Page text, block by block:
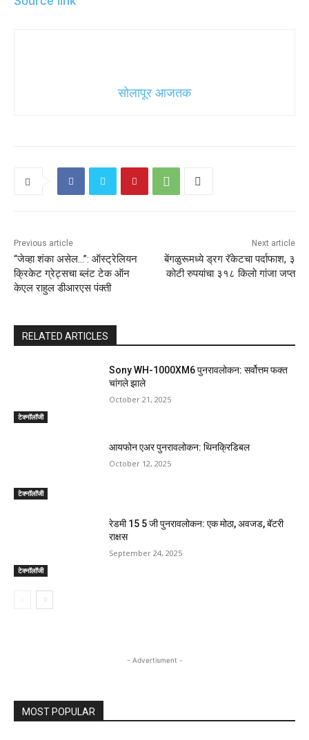
सोलापूर आजतक
Previous article
“जेव्हा शंका असेल…”: ऑस्ट्रेलियन
क्रिकेट ग्रेट्सचा ब्लंट टेक ऑन
केएल राहुल डीआरएस पंक्ती
Next article
बेंगळुरूमध्ये ड्रग रॅकेटचा पर्दाफाश, ३
कोटी रुपयांचा ३१८ किलो गांजा जप्त
RELATED ARTICLES
टेक्नॉलॉजी
Sony WH-1000XM6 पुनरावलोकन: सर्वोत्तम फक्त
चांगले झाले
October 21, 2025
टेक्नॉलॉजी
आयफोन एअर पुनरावलोकन: थिनक्रिडिबल
October 12, 2025
टेक्नॉलॉजी
रेडमी 15 5 जी पुनरावलोकन: एक मोठा, अवजड, बॅटरी
राक्षस
September 24, 2025
- Advertisment -
MOST POPULAR